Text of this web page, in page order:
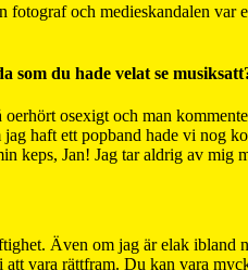
och medieskandalen var
som du hade velat se
osexigt och man
haft ett popband hade vi nog
keps, Jan! Jag tar aldrig av mig
Även om jag är elak ibland
vara rättfram. Du kan vara